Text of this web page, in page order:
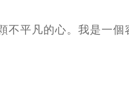
不平凡的心。我是一